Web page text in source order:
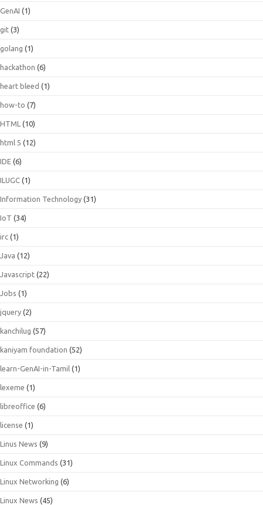
GenAI (1)
git (3)
golang (1)
hackathon (6)
heart bleed (1)
how-to (7)
HTML (10)
html 5 (12)
IDE (6)
ILUGC (1)
Information Technology (31)
IoT (34)
irc (1)
Java (12)
Javascript (22)
Jobs (1)
jquery (2)
kanchilug (57)
kaniyam foundation (52)
learn-GenAI-in-Tamil (1)
lexeme (1)
libreoffice (6)
license (1)
Linus News (9)
Linux Commands (31)
Linux Networking (6)
Linux News (45)